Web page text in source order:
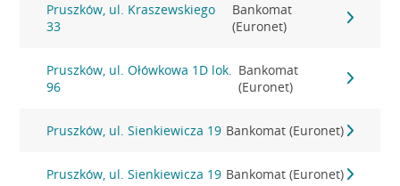
Pruszków, ul. Kraszewskiego
33
Bankomat
(Euronet)
Pruszków, ul. Ołówkowa 1D lok.
96
Bankomat
(Euronet)
Pruszków, ul. Sienkiewicza 19 Bankomat (Euronet)
Pruszków, ul. Sienkiewicza 19 Bankomat (Euronet)